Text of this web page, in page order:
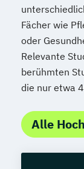
Fächer wie
oder
Relevante
berühmten
die nur etwa
Alle